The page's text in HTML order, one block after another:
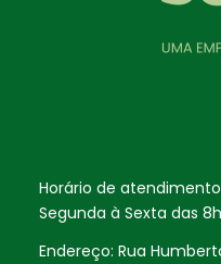
Horário de
Segunda à Sexta das
Endereço: Rua